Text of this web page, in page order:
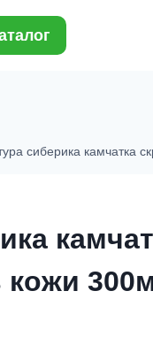
сиберика камчатка
кожи